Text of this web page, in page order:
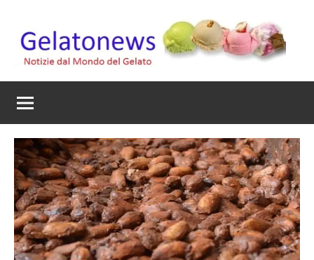
contenuto
Gelato
News
mondo
del
gelato
artigianale